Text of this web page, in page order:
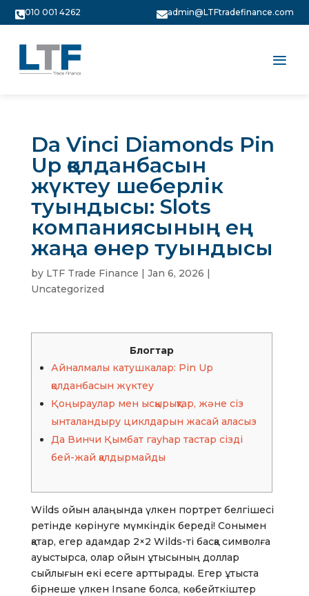
010 001 4262 admin@LTFtradefinance.com
Da Vinci Diamonds Pin
Up қолданбасын
жүктеу шеберлік
туындысы: Slots
компаниясының ең
жаңа өнер туындысы
by LTF Trade Finance | Jan 6, 2026 |
Uncategorized
Блогтар
Айналмалы катушкалар: Pin Up
қолданбасын жүктеу
Қоңыраулар мен ысқырықтар, және сіз
ынталандыру циклдарын жасай аласыз
Да Винчи Қымбат гауһар тастар сізді
бей-жай қалдырмайды
Wilds ойын алаңында үлкен портрет белгішесі
ретінде көрінуге мүмкіндік береді! Сонымен
қатар, егер адамдар 2×2 Wilds-ті басқа символға
ауыстырса, олар ойын ұтысының доллар
сыйлығын екі есеге арттырады. Егер ұтыста
бірнеше үлкен Insane болса, көбейткіштер